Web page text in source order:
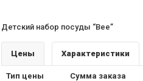
Детский набор посуды “Bee”
Цены Характеристики
Тип цены Сумма заказа